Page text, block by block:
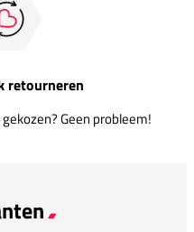
retourneren
Geen probleem!